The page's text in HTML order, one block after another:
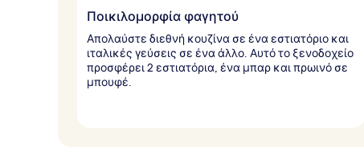
Ποικιλομορφία φαγητού
Απολαύστε διεθνή κουζίνα σε ένα εστιατόριο και
ιταλικές γεύσεις σε ένα άλλο. Αυτό το ξενοδοχείο
προσφέρει 2 εστιατόρια, ένα μπαρ και πρωινό σε
μπουφέ.